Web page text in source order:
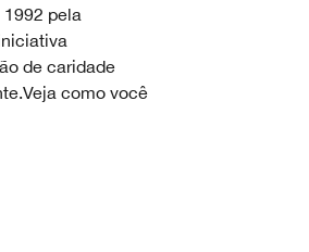
pela
de caridade
como você